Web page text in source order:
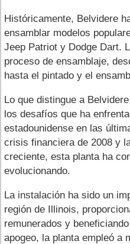
Históricamente, Belvidere
ensamblar modelos
Jeep Patriot y Dodge Dart.
proceso de ensamblaje,
hasta el pintado y el
Lo que distingue a
los desafíos que ha
estadounidense en las
crisis financiera de 2008 y
creciente, esta planta ha
evolucionando.
La instalación ha sido un
región de Illinois,
remunerados y
apogeo, la planta empleó a